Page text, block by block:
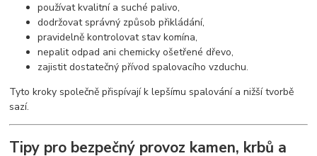
používat kvalitní a suché palivo,
dodržovat správný způsob přikládání,
pravidelně kontrolovat stav komína,
nepalit odpad ani chemicky ošetřené dřevo,
zajistit dostatečný přívod spalovacího vzduchu.
Tyto kroky společně přispívají k lepšímu spalování a nižší tvorbě
sazí.
Tipy pro bezpečný provoz kamen, krbů a